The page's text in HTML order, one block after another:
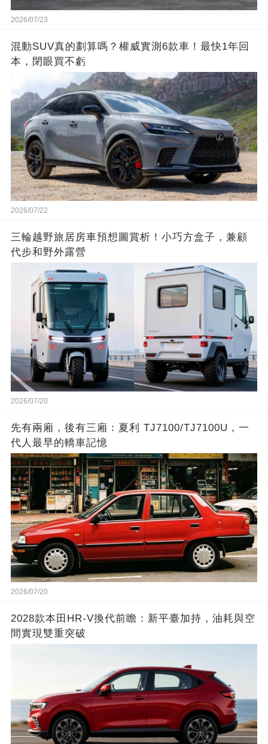
2026/07/23
混動SUV真的劃算嗎？權威實測6款車！最快1年回
本，閉眼買不虧
2026/07/22
三輪越野旅居房車預想圖賞析！小巧方盒子，兼顧
代步和野外露營
2026/07/20
先有兩廂，後有三廂：夏利 TJ7100/TJ7100U，一
代人最早的轎車記憶
2026/07/20
2028款本田HR-V換代前瞻：新平臺加持，油耗與空
間實現雙重突破